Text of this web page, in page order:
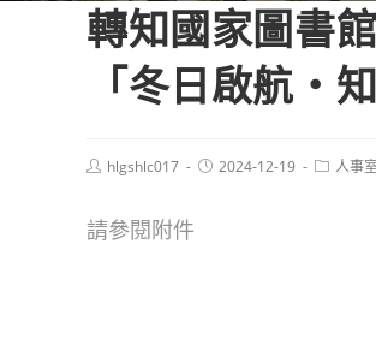
轉知國家圖書
「冬日啟航‧
Posthlgshlc017
Post2024-12-19
Post人事室
請參閱附件